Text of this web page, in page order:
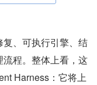
、可执行引擎、结
程。整体上看，这
Harness：它将上